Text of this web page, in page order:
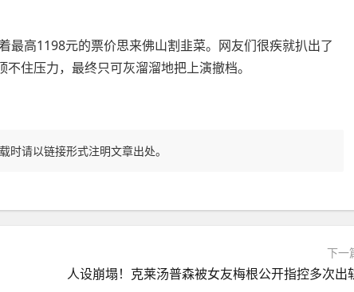
高1198元的票价思来佛山割韭菜。网友们很疾就扒出了
住压力，最终只可灰溜溜地把上演撤档。
时请以链接形式注明文章出处。
下一
人设崩塌！克莱汤普森被女友梅根公开指控多次出